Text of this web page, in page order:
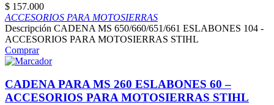
$ 157.000
ACCESORIOS PARA MOTOSIERRAS
Descripción CADENA MS 650/660/651/661 ESLABONES 104 -
ACCESORIOS PARA MOTOSIERRAS STIHL
Comprar
CADENA PARA MS 260 ESLABONES 60 –
ACCESORIOS PARA MOTOSIERRAS STIHL